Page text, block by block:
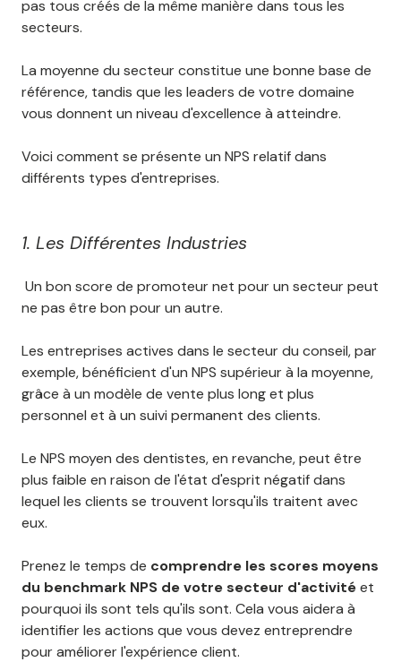
pas tous créés de la même manière dans tous les
secteurs.
La moyenne du secteur constitue une bonne base de
référence, tandis que les leaders de votre domaine
vous donnent un niveau d'excellence à atteindre.
Voici comment se présente un NPS relatif dans
différents types d'entreprises.
1. Les Différentes Industries
Un bon score de promoteur net pour un secteur peut
ne pas être bon pour un autre.
Les entreprises actives dans le secteur du conseil, par
exemple, bénéficient d'un NPS supérieur à la moyenne,
grâce à un modèle de vente plus long et plus
personnel et à un suivi permanent des clients.
Le NPS moyen des dentistes, en revanche, peut être
plus faible en raison de l'état d'esprit négatif dans
lequel les clients se trouvent lorsqu'ils traitent avec
eux.
Prenez le temps de comprendre les scores moyens
du benchmark NPS de votre secteur d'activitéet
pourquoi ils sont tels qu'ils sont. Cela vous aidera à
identifier les actions que vous devez entreprendre
pour améliorer l'expérience client.